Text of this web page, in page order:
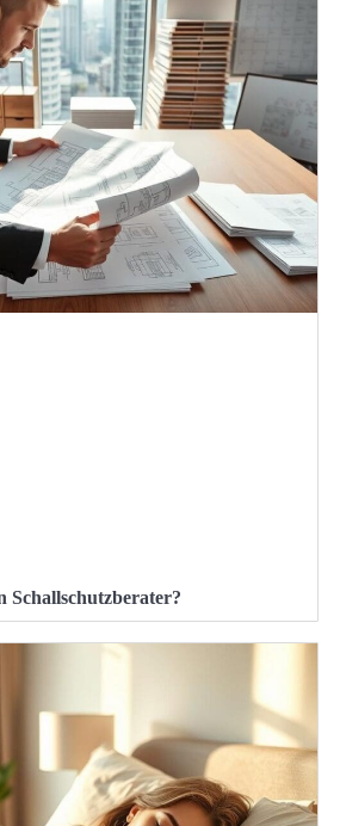
Schallschutzberater?